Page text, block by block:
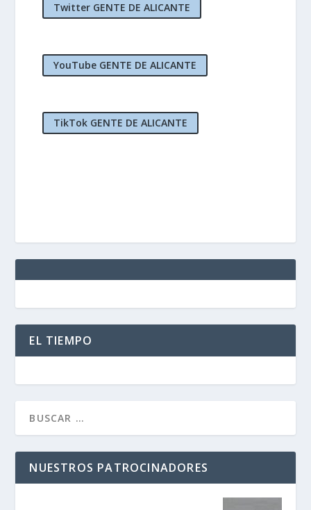
Twitter GENTE DE ALICANTE
YouTube GENTE DE ALICANTE
TikTok GENTE DE ALICANTE
EL TIEMPO
NUESTROS PATROCINADORES